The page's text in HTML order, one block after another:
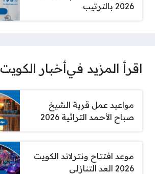
2026 بالترتيب
اقرأ المزيد فيأخبار الكويت
مواعيد عمل قرية الشيخ
صباح الأحمد التراثية 2026
موعد افتتاح ونترلاند الكويت
2026 العد التنازلي